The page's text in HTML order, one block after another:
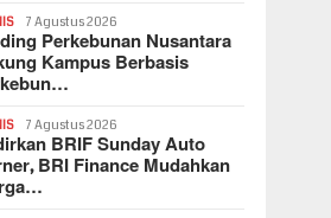
7 Agustus 2026
Perkebunan Nusantara
Kampus Berbasis
7 Agustus 2026
BRIF Sunday Auto
BRI Finance Mudahkan